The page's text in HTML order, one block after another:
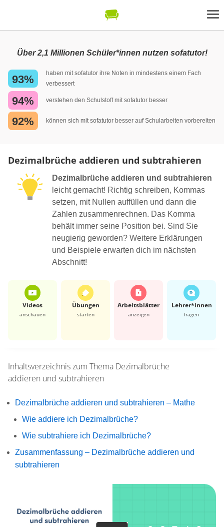
Über 2,1 Millionen Schüler*innen nutzen sofatutor!
93%
haben mit sofatutor ihre Noten in mindestens einem Fach
verbessert
94% verstehen den Schulstoff mit sofatutor besser
92% können sich mit sofatutor besser auf Schularbeiten vorbereiten
Dezimalbrüche addieren und subtrahieren
Dezimalbrüche addieren und subtrahieren
leicht gemacht! Richtig schreiben, Kommas
setzen, mit Nullen auffüllen und dann die
Zahlen zusammenrechnen. Das Komma
behält immer seine Position bei. Sind Sie
neugierig geworden? Weitere Erklärungen
und Beispiele erwarten dich im nächsten
Abschnitt!
Videos
anschauen
Übungen
starten
Arbeits­blätter
anzeigen
Lehrer*​innen
fragen
Inhaltsverzeichnis zum Thema Dezimalbrüche
addieren und subtrahieren
Dezimalbrüche addieren und subtrahieren – Mathe
Wie addiere ich Dezimalbrüche?
Wie subtrahiere ich Dezimalbrüche?
Zusammenfassung – Dezimalbrüche addieren und
subtrahieren